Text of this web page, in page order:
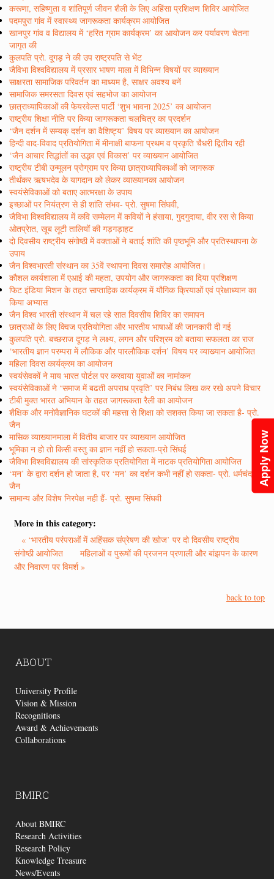
Apply Now
करूणा, सहिष्णुता व शांतिपूर्ण जीवन शैली के लिए अहिंसा प्रशिक्षण शिविर आयोजित
पदमपुरा गांव में स्वास्थ्य जागरूकता कार्यक्रम आयोजित
खानपुर गांव व विद्यालय में ‘हरित ग्राम कार्यक्रम’ का आयोजन कर पर्यावरण चेतना
जागृत की
कुलपति प्रो. दूगड़ ने की उप राष्ट्रपति से भेंट
जैविभा विश्वविद्यालय में प्रसार भाषण माला में विभिन्न विषयों पर व्याख्यान
साक्षरता सामाजिक परिवर्तन का माध्यम है, साक्षर अवश्य बनें
सामाजिक समरसता दिवस एवं सहभोज का आयोजन
छात्राध्यापिकाओं की फेयरवेल्स पार्टी ‘शुभ भावना 2025’ का आयोजन
राष्ट्रीय शिक्षा नीति पर किया जागरूकता चलचित्र का प्रदर्शन
‘जैन दर्शन में सम्यक् दर्शन का वैशिष्ट्य’ विषय पर व्याख्यान का आयोजन
हिन्दी वाद-विवाद प्रतियोगिता में मीनाक्षी बाफना प्रथम व प्रकृति चैधरी द्वितीय रही
‘जैन आचार सिद्धांतों का उद्भव एवं विकास’ पर व्याख्यान आयोजित
राष्ट्रीय टीबी उन्मूलन प्रोग्राम पर किया छात्राध्यापिकाओं को जागरूक
तीर्थंकर ऋषभदेव के यागदान को लेकर व्याख्यानका आयोजन
स्वयंसेविकाओं को बताए आत्मरक्षा के उपाय
इच्छाओं पर नियंत्रण से ही शांति संभव- प्रो. सुषमा सिंघवी,
जैविभा विश्वविद्यालय में कवि सम्मेलन में कवियों ने हंसाया, गुदगुदाया, वीर रस से किया
ओतप्रेात, खूब लूटी तालियों की गड़गड़ाहट
दो दिवसीय राष्ट्रीय संगोष्ठी में वक्ताओं ने बताई शांति की पृष्ठभूमि और प्रतिस्थापना के
उपाय
जैन विश्वभारती संस्थान का 35वें स्थापना दिवस समारोह आयोजित।
कौशल कार्यशाला में एआई की महता, उपयोग और जागरूकता का दिया प्रशिक्षण
फिट इंडिया मिशन के तहत साप्ताहिक कार्यक्रम में यौगिक क्रियाओं एवं प्रेक्षाध्यान का
किया अभ्यास
जैन विश्व भारती संस्थान में चल रहे सात दिवसीय शिविर का समापन
छात्राओं के लिए क्विज प्रतियोगिता और भारतीय भाषाओं की जानकारी दी गई
कुलपति प्रो. बच्छराज दूगड़ ने लक्ष्य, लगन और परिश्रम को बताया सफलता का राज
‘भारतीय ज्ञान परम्परा में लौकिक और पारलौकिक दर्शन’ विषय पर व्याख्यान आयोजित
महिला दिवस कार्यक्रम का आयोजन
स्वयंसेवकों ने माय भारत पोर्टल पर करवाया युवाओं का नामांकन
स्वयंसेविकाओं ने ‘समाज में बढती अपराध प्रवृति’ पर निबंध लिख कर रखे अपने विचार
टीबी मुक्त भारत अभियान के तहत जागरूकता रैली का आयोजन
शैक्षिक और मनोवैज्ञानिक घटकों की महत्ता से शिक्षा को सशक्त किया जा सकता है- प्रो.
जैन
मासिक व्याख्यानमाला में वितीय बाजार पर व्याख्यान आयोजित
भूमिका न हो तो किसी वस्तु का ज्ञान नहीं हो सकता-प्रो सिंघई
जैविभा विश्वविद्यालय की सांस्कृतिक प्रतियोगिता में नाटक प्रतियोगिता आयोजित
‘मन’ के द्वारा दर्शन हो जाता है, पर ‘मन’ का दर्शन कभी नहीं हो सकता- प्रो. धर्मचंद
जैन
सामान्य और विशेष निरपेक्ष नही हैं- प्रो. सुषमा सिंघवी
More in this category:
« ‘भारतीय परंपराओं में अहिंसक संप्रेषण की खोज’ पर दो दिवसीय राष्ट्रीय
संगोष्ठी आयोजित
महिलाओं व पुरूषों की प्रजनन प्रणाली और बांझपन के कारण
और निवारण पर विमर्श »
back to top
ABOUT
University Profile
Vision & Mission
Recognitions
Award & Achievements
Collaborations
BMIRC
About BMIRC
Research Activities
Research Policy
Knowledge Treasure
News/Events